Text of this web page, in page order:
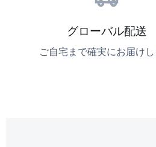
グローバル配送
ご自宅まで確実にお届け